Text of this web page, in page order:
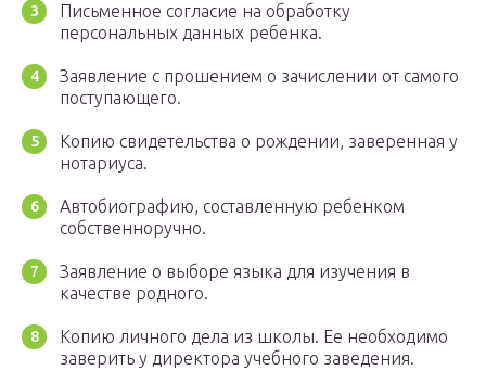
Письменное согласие на обработку
персональных данных ребенка.
Заявление с прошением о зачислении от самого
поступающего.
Копию свидетельства о рождении, заверенная у
нотариуса.
Автобиографию, составленную ребенком
собственноручно.
Заявление о выборе языка для изучения в
качестве родного.
Копию личного дела из школы. Ее необходимо
заверить у директора учебного заведения.